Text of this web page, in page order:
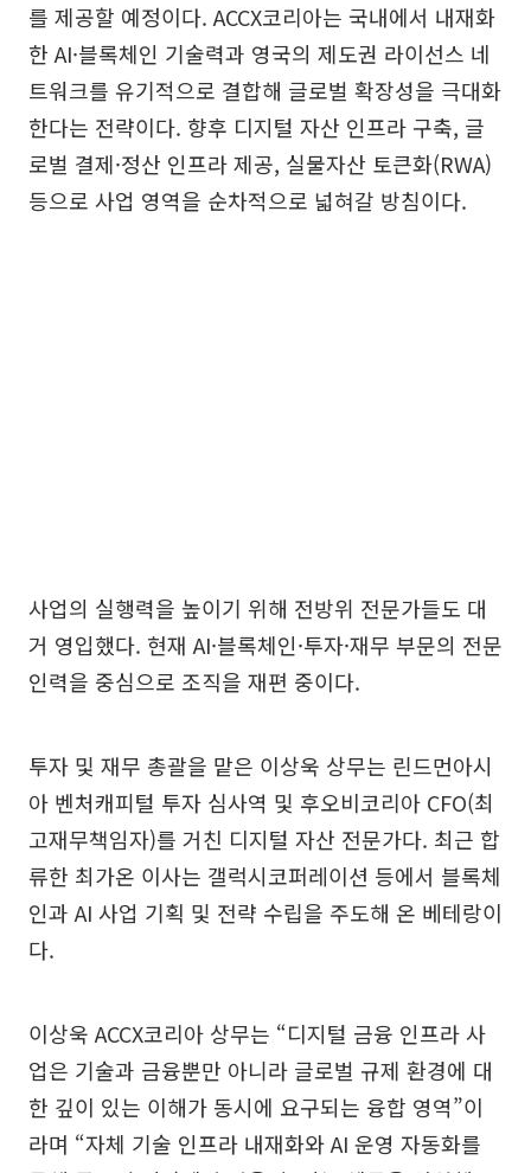
를 제공할 예정이다. ACCX코리아는 국내에서 내재화
한 AI·블록체인 기술력과 영국의 제도권 라이선스 네
트워크를 유기적으로 결합해 글로벌 확장성을 극대화
한다는 전략이다. 향후 디지털 자산 인프라 구축, 글
로벌 결제·정산 인프라 제공, 실물자산 토큰화(RWA)
등으로 사업 영역을 순차적으로 넓혀갈 방침이다.
사업의 실행력을 높이기 위해 전방위 전문가들도 대
거 영입했다. 현재 AI·블록체인·투자·재무 부문의 전문
인력을 중심으로 조직을 재편 중이다.
투자 및 재무 총괄을 맡은 이상욱 상무는 린드먼아시
아 벤처캐피털 투자 심사역 및 후오비코리아 CFO(최
고재무책임자)를 거친 디지털 자산 전문가다. 최근 합
류한 최가온 이사는 갤럭시코퍼레이션 등에서 블록체
인과 AI 사업 기획 및 전략 수립을 주도해 온 베테랑이
다.
이상욱 ACCX코리아 상무는 “디지털 금융 인프라 사
업은 기술과 금융뿐만 아니라 글로벌 규제 환경에 대
한 깊이 있는 이해가 동시에 요구되는 융합 영역”이
라며 “자체 기술 인프라 내재화와 AI 운영 자동화를